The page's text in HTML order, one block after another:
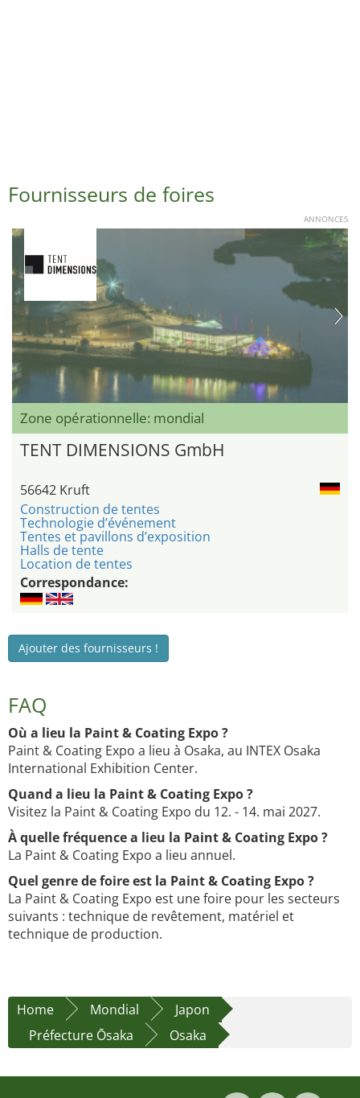
Fournisseurs de foires
ANNONCES
Zone opérationnelle: mondial
TENT DIMENSIONS GmbH
56642 Kruft
Construction de tentes
Technologie d’événement
Tentes et pavillons d’exposition
Halls de tente
Location de tentes
Correspondance:
Ajouter des fournisseurs !
FAQ
Où a lieu la Paint & Coating Expo ?
Paint & Coating Expo a lieu à Osaka, au INTEX Osaka
International Exhibition Center.
Quand a lieu la Paint & Coating Expo ?
Visitez la Paint & Coating Expo du 12. - 14. mai 2027.
À quelle fréquence a lieu la Paint & Coating Expo ?
La Paint & Coating Expo a lieu annuel.
Quel genre de foire est la Paint & Coating Expo ?
La Paint & Coating Expo est une foire pour les secteurs
suivants : technique de revêtement, matériel et
technique de production.
Home Mondial
Japon
Préfecture Ōsaka
Osaka